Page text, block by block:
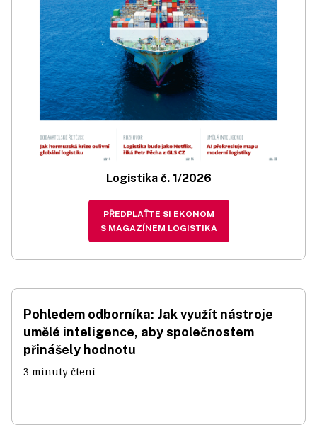
Logistika č. 1/2026
PŘEDPLAŤTE SI EKONOM
S MAGAZÍNEM LOGISTIKA
Pohledem odborníka: Jak využít nástroje
umělé inteligence, aby společnostem
přinášely hodnotu
3 minuty čtení